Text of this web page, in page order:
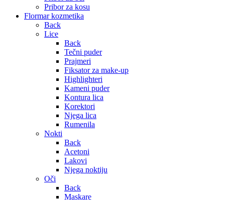
Pribor za kosu
Flormar kozmetika
Back
Lice
Back
Tečni puder
Prajmeri
Fiksator za make-up
Highlighteri
Kameni puder
Kontura lica
Korektori
Njega lica
Rumenila
Nokti
Back
Acetoni
Lakovi
Njega noktiju
Oči
Back
Maskare